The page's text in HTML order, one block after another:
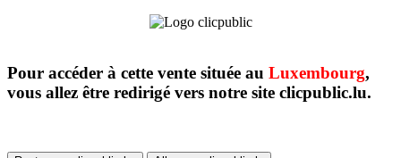
Pour accéder à cette vente située au Luxembourg,
vous allez être redirigé vers notre site clicpublic.lu.